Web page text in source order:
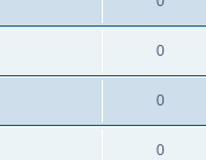
0
0
0